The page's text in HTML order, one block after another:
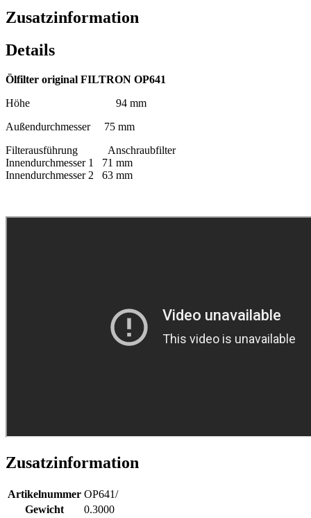
Zusatzinformation
Details
Ölfilter original FILTRON OP641
Höhe 94 mm
Außendurchmesser 75 mm
Filterausführung Anschraubfilter
Innendurchmesser 1 71 mm
Innendurchmesser 2 63 mm
Zusatzinformation
Artikelnummer OP641/
Gewicht
0.3000